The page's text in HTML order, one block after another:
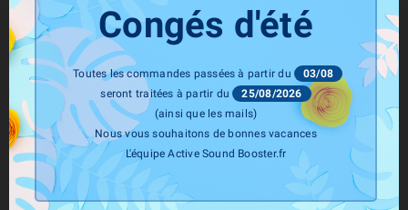
Description
Détails Du Produit
Congés d'été
Toutes les commandes passées à partir du
03/08
seront traitées à partir du
25/08/2026
(ainsi que les mails)
Nous vous souhaitons de bonnes vacances
L'équipe Active Sound Booster.fr